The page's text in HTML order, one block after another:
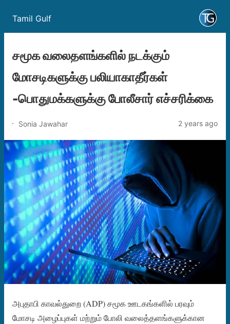
Tamil Gulf
சமூக வலைதளங்களில் நடக்கும்
மோசடிகளுக்கு பலியாகாதீர்கள்
-பொதுமக்களுக்கு போலீசார் எச்சரிக்கை
Sonia Jawahar 2 years ago
அபுதாபி காவல்துறை (ADP) சமூக ஊடகங்களில் பரவும்
மோசடி அழைப்புகள் மற்றும் போலி வலைத்தளங்களுக்கான